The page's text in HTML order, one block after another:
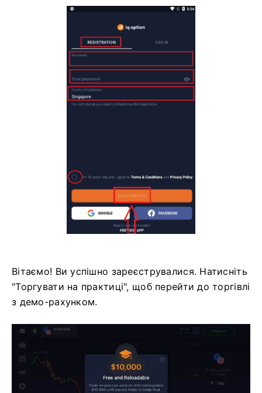
Вітаємо! Ви успішно зареєструвалися. Натисніть
"Торгувати на практиці", щоб перейти до торгівлі
з демо-рахунком.